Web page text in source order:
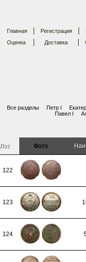
Главная Регистрация
Оценка
Доставка
Все разделы Петр I
Павел I
Лот Фото
122
123
124